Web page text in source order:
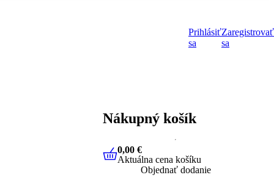
Prihlásiť
sa
Zaregistrovať
sa
Nákupný košík
0,00 €Aktuálna cena košíku
0,00 €
Aktuálna cena košíku
Objednať dodanie